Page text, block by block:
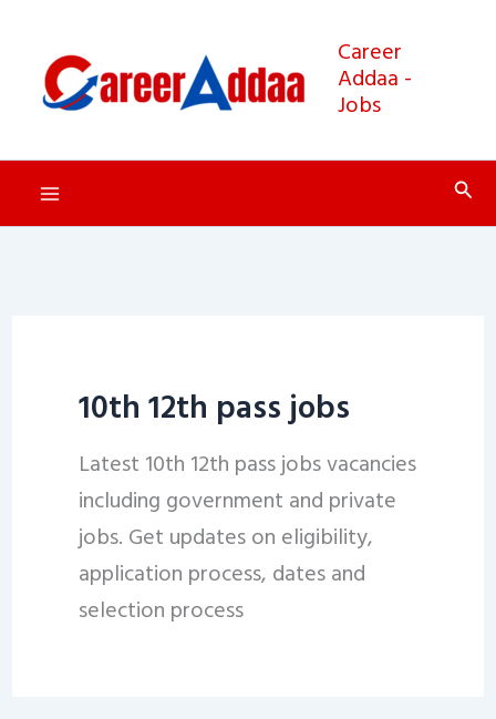
content
Career
Addaa -
Jobs
10th 12th pass jobs
Latest 10th 12th pass jobs vacancies
including government and private
jobs. Get updates on eligibility,
application process, dates and
selection process